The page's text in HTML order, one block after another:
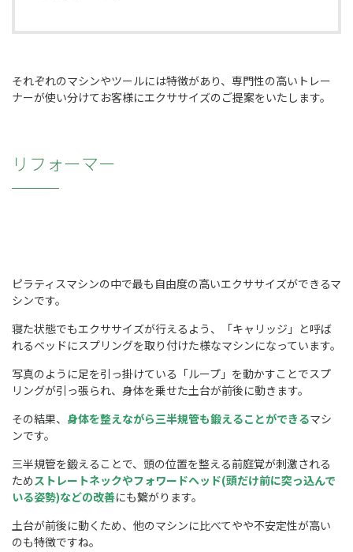
それぞれのマシンやツールには特徴があり、専門性の高いトレー
ナーが使い分けてお客様にエクササイズのご提案をいたします。
リフォーマー
ピラティスマシンの中で最も自由度の高いエクササイズができるマ
シンです。
寝た状態でもエクササイズが行えるよう、「キャリッジ」と呼ば
れるベッドにスプリングを取り付けた様なマシンになっています。
写真のように足を引っ掛けている「ループ」を動かすことでスプ
リングが引っ張られ、身体を乗せた土台が前後に動きます。
その結果、 身体を整えながら三半規管も鍛えることができるマシ
ンです。
三半規管を鍛えることで、頭の位置を整える前庭覚が刺激される
ためストレートネックやフォワードヘッド(頭だけ前に突っ込んで
いる姿勢)などの改善にも繋がります。
土台が前後に動くため、他のマシンに比べてやや不安定性が高い
のも特徴ですね。